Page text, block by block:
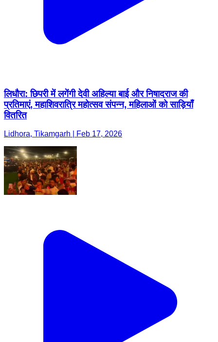
लिधौरा: छिपरी में लगेंगी देवी अहिल्या बाई और निषादराज की
प्रतिमाएं, महाशिवरात्रि महोत्सव संपन्न, महिलाओं को साड़ियाँ
वितरित
Lidhora, Tikamgarh | Feb 17, 2026